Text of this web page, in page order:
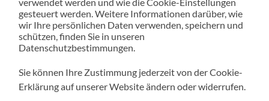
gesteuert werden. Weitere Informationen darüber, wie
wir Ihre persönlichen Daten verwenden, speichern und
schützen, finden Sie in unseren
Datenschutzbestimmungen.
Sie können Ihre Zustimmung jederzeit von der Cookie-
Erklärung auf unserer Website ändern oder widerrufen.